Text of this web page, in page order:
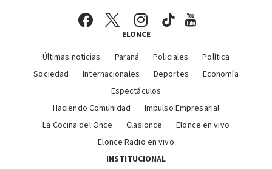
ELONCE
Últimas noticias Paraná Policiales
Política
Sociedad
Internacionales Deportes
Economía
Espectáculos
Haciendo Comunidad
Impulso Empresarial
La Cocina del Once
Clasionce
Elonce en vivo
Elonce Radio en vivo
INSTITUCIONAL